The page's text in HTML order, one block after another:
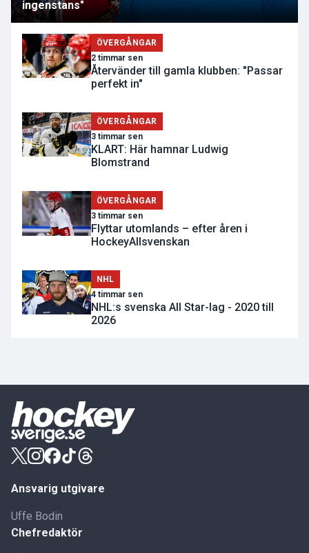
ingenstans"
ÖVERGÅNGAR
2 timmar sen
Återvänder till gamla klubben: "Passar
perfekt in"
ÖVERGÅNGAR
3 timmar sen
KLART: Här hamnar Ludwig
Blomstrand
ÖVERGÅNGAR
3 timmar sen
Flyttar utomlands – efter åren i
HockeyAllsvenskan
NHL
4 timmar sen
NHL:s svenska All Star-lag - 2020 till
2026
Ansvarig utgivare
Uffe Bodin
Chefredaktör